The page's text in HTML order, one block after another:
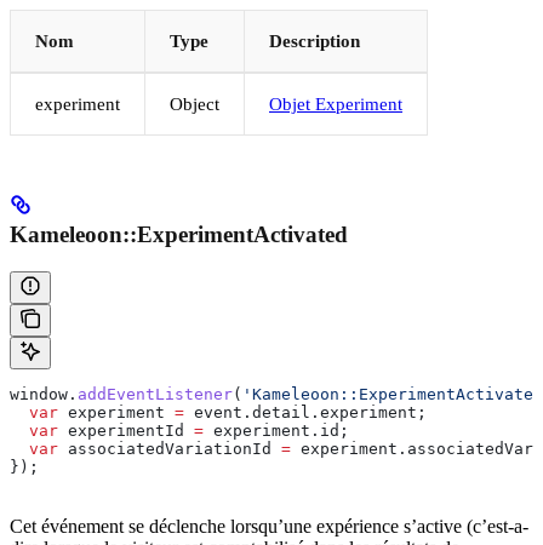
Nom Type Description
experiment Object Objet Experiment
Kameleoon::ExperimentActivated
window . addEventListener(
  var
experiment = event . detail . experiment ;
  var
experimentId = experiment . id ;
  var
associatedVariationId = experiment .
});
Cet événement se déclenche lorsqu’une expérience s’active (c’est-a-